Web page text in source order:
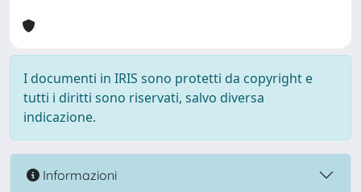
I documenti in IRIS sono protetti da copyright e
tutti i diritti sono riservati, salvo diversa
indicazione.
Informazioni